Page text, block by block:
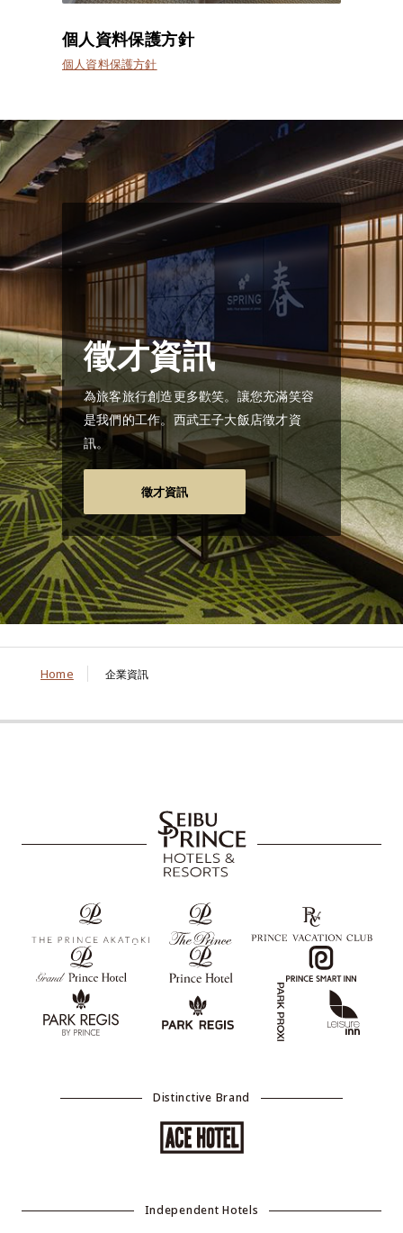
個人資料保護方針
個人資料保護方針
徵才資訊
為旅客旅行創造更多歡笑。讓您充滿笑容
是我們的工作。西武王子大飯店徵才資
訊。
徵才資訊
Home 企業資訊
Distinctive Brand
Independent Hotels